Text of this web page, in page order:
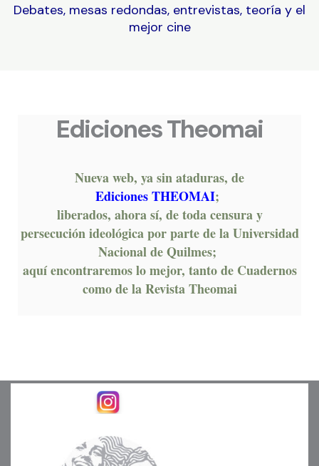
Debates, mesas redondas, entrevistas, teoría y el
mejor cine
Ediciones Theomai
Nueva web, ya sin ataduras, de
Ediciones THEOMAI;
liberados, ahora sí, de toda censura y
persecución ideológica por parte de la Universidad
Nacional de Quilmes;
aquí encontraremos lo mejor, tanto de Cuadernos
como de la Revista Theomai